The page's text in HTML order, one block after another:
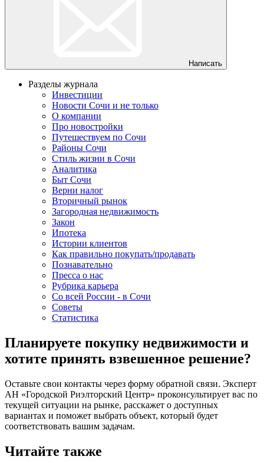
Написать
Разделы журнала
Инвестиции
Новости Сочи и не только
О компании
Про новостройки
Путешествуем по Сочи
Районы Сочи
Стиль жизни в Сочи
Аналитика
Быт Сочи
Верни налог
Вторичный рынок
Загородная недвижимость
Закон
Ипотека
Истории клиентов
Как правильно покупать/продавать
Познавательно
Пресса о нас
Рубрика карьера
Со всей России - в Сочи
Советы
Статистика
Планируете покупку недвижимости и
хотите принять взвешенное решение?
Оставьте свои контакты через форму обратной связи. Эксперт
АН «Городской Риэлторский Центр» проконсультирует вас по
текущей ситуации на рынке, расскажет о доступных
вариантах и поможет выбрать объект, который будет
соответствовать вашим задачам.
Читайте также